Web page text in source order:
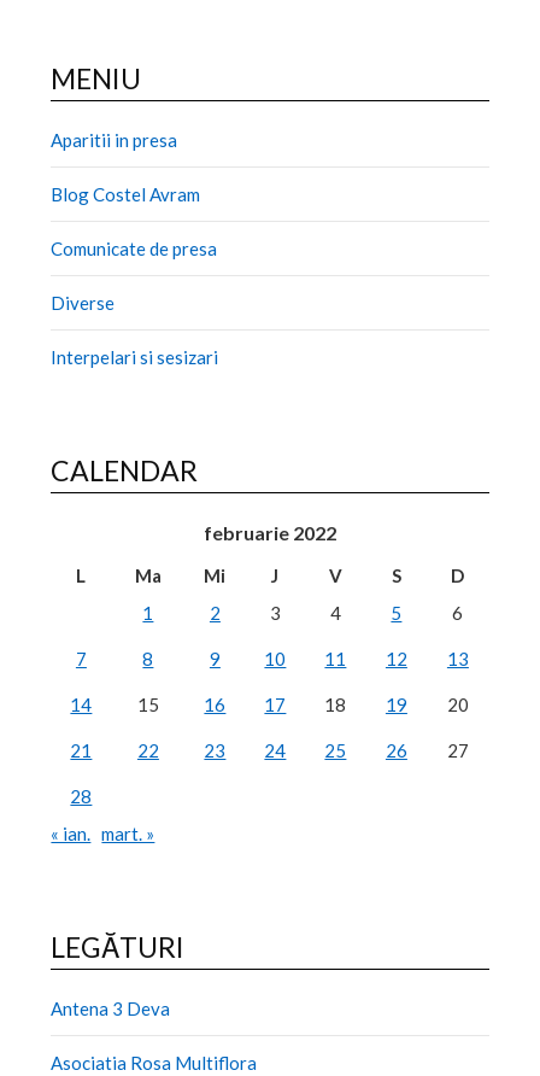
MENIU
Aparitii in presa
Blog Costel Avram
Comunicate de presa
Diverse
Interpelari si sesizari
CALENDAR
februarie 2022
L Ma Mi J V S
D
1
2 3 4 5 6
7 8 9 10 11 12 13
14 15 16 17 18 19 20
21 22 23 24 25 26 27
28
« ian. mart. »
LEGĂTURI
Antena 3 Deva
Asociatia Rosa Multiflora